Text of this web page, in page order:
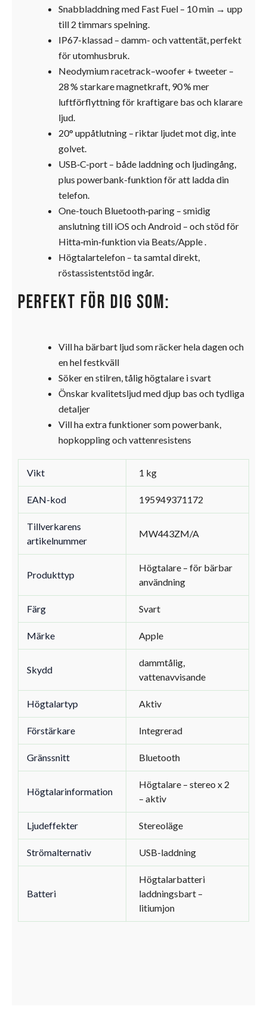
Snabbladdning med Fast Fuel – 10 min → upp
till 2 timmars spelning.
IP67-klassad – damm- och vattentät, perfekt
för utomhusbruk
Neodymium racetrack–woofer + tweeter –
28 % starkare magnetkraft, 90 % mer
luftförflyttning för kraftigare bas och klarare
ljud
20° uppåtlutning – riktar ljudet mot dig, inte
golvet
USB‑C-port – både laddning och ljudingång,
plus powerbank-funktion för att ladda din
telefon.
One-touch Bluetooth‑paring – smidig
anslutning till iOS och Android – och stöd för
Hitta‑min‑funktion via Beats/Apple
Högtalartelefon – ta samtal direkt,
röstassistentstöd ingår.
Perfekt för dig som:
Vill ha bärbart ljud som räcker hela dagen och
en hel festkväll
Söker en stilren, tålig högtalare i svart
Önskar kvalitetsljud med djup bas och tydliga
detaljer
Vill ha extra funktioner som powerbank,
hopkoppling och vattenresistens
Vikt 1 kg
EAN-kod 195949371172
Tillverkarens
artikelnummer
MW443ZM/A
Produkttyp
Högtalare – för bärbar
användning
Färg Svart
Märke Apple
Skydd
dammtålig,
vattenavvisande
Högtalartyp Aktiv
Förstärkare Integrerad
Gränssnitt Bluetooth
Högtalarinformation
Högtalare – stereo x 2
– aktiv
Ljudeffekter Stereoläge
Strömalternativ USB-laddning
Batteri
Högtalarbatteri
laddningsbart –
litiumjon